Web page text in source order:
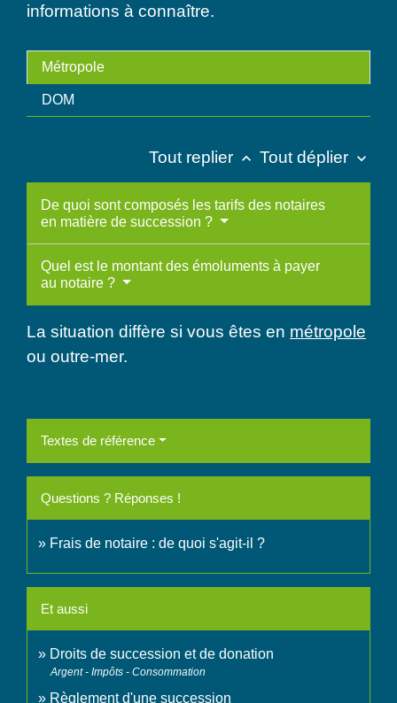
informations à connaître.
Métropole
DOM
Tout replier keyboard_arrow_up Tout déplier keyboard_arrow_down
De quoi sont composés les tarifs des notaires
en matière de succession ?
Quel est le montant des émoluments à payer
au notaire ?
La situation diffère si vous êtes en métropole
ou outre-mer.
Textes de référence
Questions ? Réponses !
Frais de notaire : de quoi s'agit-il ?
Et aussi
Droits de succession et de donation
Argent - Impôts - Consommation
Règlement d'une succession